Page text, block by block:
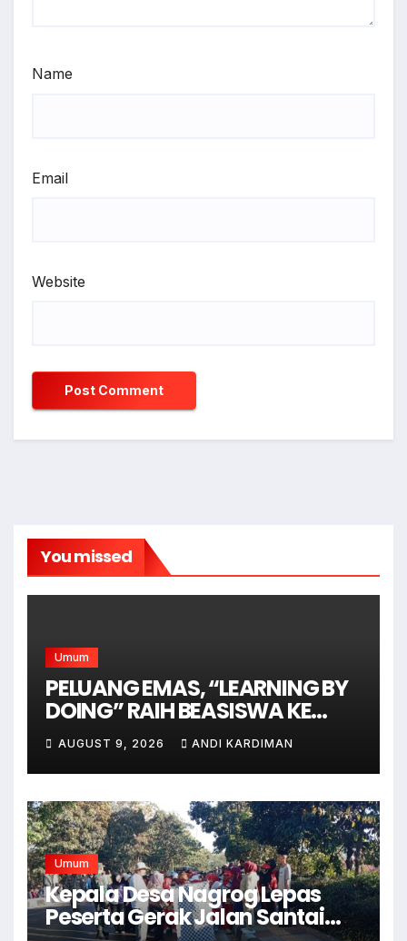
Name
Email
Website
You missed
Umum
PELUANG EMAS, “LEARNING BY
DOING” RAIH BEASISWA KE
AUSTRALIA
AUGUST 9, 2026 ANDI KARDIMAN
Umum
Kepala Desa Nagrog Lepas
Peserta Gerak Jalan Santai